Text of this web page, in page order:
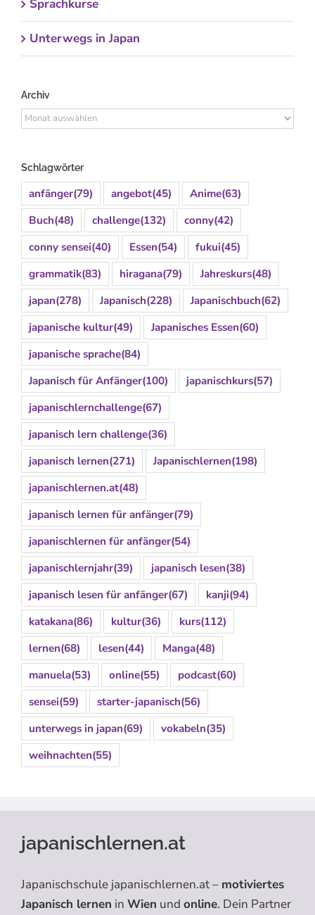
Sprachkurse
Unterwegs in Japan
Archiv
Archiv
Schlagwörter
anfänger(79) angebot(45) Anime(63)
Buch(48) challenge(132) conny(42)
conny sensei(40) Essen(54) fukui(45)
grammatik(83) hiragana(79) Jahreskurs(48)
japan(278) Japanisch(228) Japanischbuch(62)
japanische kultur(49) Japanisches Essen(60)
japanische sprache(84)
Japanisch für Anfänger(100) japanischkurs(57)
japanischlernchallenge(67)
japanisch lern challenge(36)
japanisch lernen(271) Japanischlernen(198)
japanischlernen.at(48)
japanisch lernen für anfänger(79)
japanischlernen für anfänger(54)
japanischlernjahr(39) japanisch lesen(38)
japanisch lesen für anfänger(67) kanji(94)
katakana(86) kultur(36) kurs(112)
lernen(68) lesen(44) Manga(48)
manuela(53) online(55) podcast(60)
sensei(59) starter-japanisch(56)
unterwegs in japan(69) vokabeln(35)
weihnachten(55)
japanischlernen.at
Japanischschule japanischlernen.at – motiviertes
Japanisch lernen in Wien und online. Dein Partner